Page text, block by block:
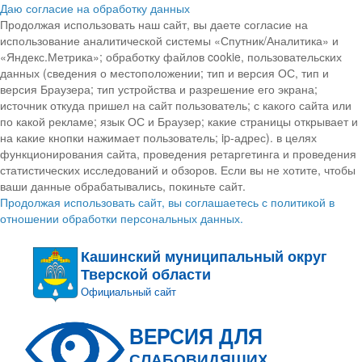
Даю согласие на обработку данных
Продолжая использовать наш сайт, вы даете согласие на
использование аналитической системы «Спутник/Аналитика» и
«Яндекс.Метрика»; обработку файлов cookie, пользовательских
данных (сведения о местоположении; тип и версия ОС, тип и
версия Браузера; тип устройства и разрешение его экрана;
источник откуда пришел на сайт пользователь; с какого сайта или
по какой рекламе; язык ОС и Браузер; какие страницы открывает и
на какие кнопки нажимает пользователь; ip-адрес). в целях
функционирования сайта, проведения ретаргетинга и проведения
статистических исследований и обзоров. Если вы не хотите, чтобы
ваши данные обрабатывались, покиньте сайт.
Продолжая использовать сайт, вы соглашаетесь с политикой в
отношении обработки персональных данных.